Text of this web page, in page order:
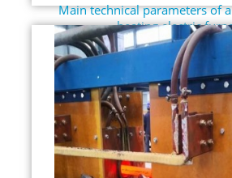
Main technical parameters of
heating electric